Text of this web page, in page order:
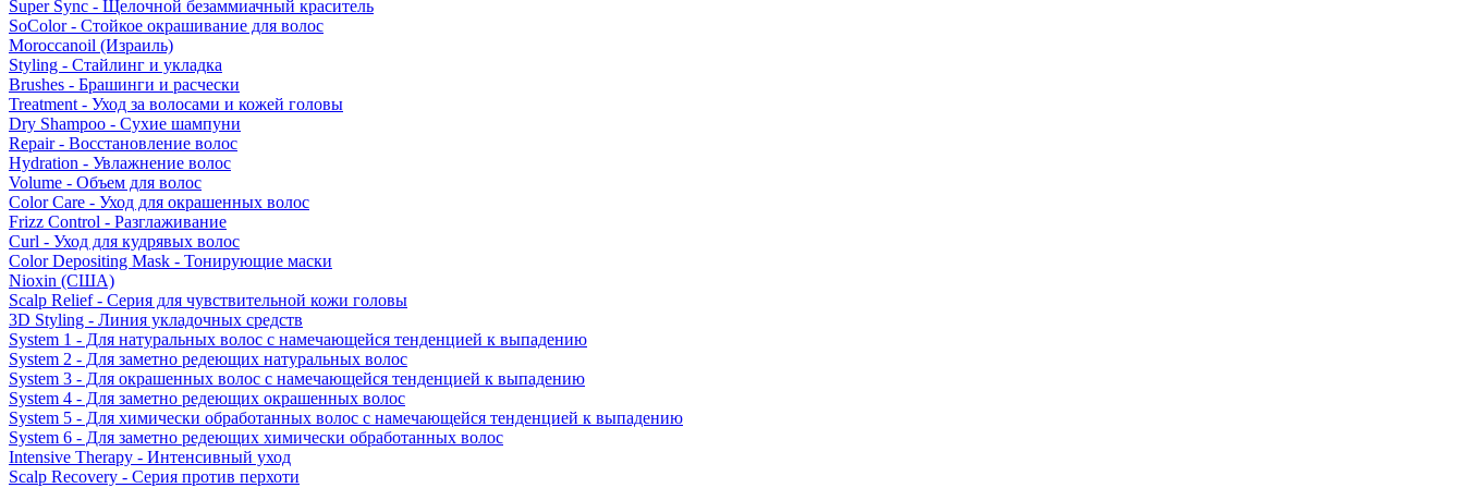
Super Sync - Щелочной безаммиачный краситель
SoColor - Стойкое окрашивание для волос
Moroccanoil (Израиль)
Styling - Стайлинг и укладка
Brushes - Брашинги и расчески
Treatment - Уход за волосами и кожей головы
Dry Shampoo - Сухие шампуни
Repair - Восстановление волос
Hydration - Увлажнение волос
Volume - Объем для волос
Color Care - Уход для окрашенных волос
Frizz Control - Разглаживание
Curl - Уход для кудрявых волос
Color Depositing Mask - Тонирующие маски
Nioxin (США)
Scalp Relief - Серия для чувствительной кожи головы
3D Styling - Линия укладочных средств
System 1 - Для натуральных волос с намечающейся тенденцией к выпадению
System 2 - Для заметно редеющих натуральных волос
System 3 - Для окрашенных волос с намечающейся тенденцией к выпадению
System 4 - Для заметно редеющих окрашенных волос
System 5 - Для химически обработанных волос с намечающейся тенденцией к выпадению
System 6 - Для заметно редеющих химически обработанных волос
Intensive Therapy - Интенсивный уход
Scalp Recovery - Серия против перхоти